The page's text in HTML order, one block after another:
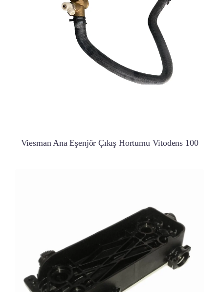
Viesman Ana Eşenjör Çıkış Hortumu Vitodens 100